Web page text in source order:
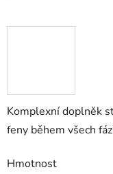
Komplexní doplněk
feny během všech
Hmotnost